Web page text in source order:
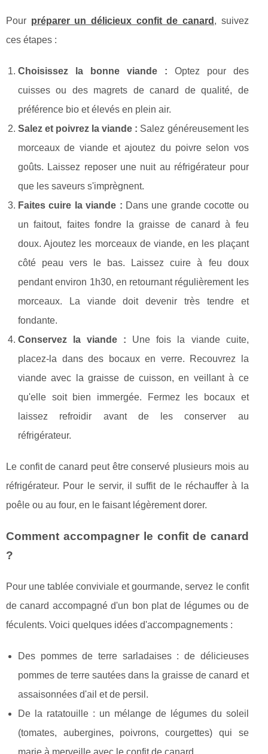
Pour préparer un délicieux confit de canard , suivez
ces étapes :
Choisissez la bonne viande : Optez pour des
cuisses ou des magrets de canard de qualité, de
préférence bio et élevés en plein air.
Salez et poivrez la viande : Salez généreusement les
morceaux de viande et ajoutez du poivre selon vos
goûts. Laissez reposer une nuit au réfrigérateur pour
que les saveurs s'imprègnent.
Faites cuire la viande : Dans une grande cocotte ou
un faitout, faites fondre la graisse de canard à feu
doux. Ajoutez les morceaux de viande, en les plaçant
côté peau vers le bas. Laissez cuire à feu doux
pendant environ 1h30, en retournant régulièrement les
morceaux. La viande doit devenir très tendre et
fondante.
Conservez la viande : Une fois la viande cuite,
placez-la dans des bocaux en verre. Recouvrez la
viande avec la graisse de cuisson, en veillant à ce
qu'elle soit bien immergée. Fermez les bocaux et
laissez refroidir avant de les conserver au
réfrigérateur.
Le confit de canard peut être conservé plusieurs mois au
réfrigérateur. Pour le servir, il suffit de le réchauffer à la
poêle ou au four, en le faisant légèrement dorer.
Comment accompagner le confit de canard
?
Pour une tablée conviviale et gourmande, servez le confit
de canard accompagné d'un bon plat de légumes ou de
féculents. Voici quelques idées d'accompagnements :
Des pommes de terre sarladaises : de délicieuses
pommes de terre sautées dans la graisse de canard et
assaisonnées d'ail et de persil.
De la ratatouille : un mélange de légumes du soleil
(tomates, aubergines, poivrons, courgettes) qui se